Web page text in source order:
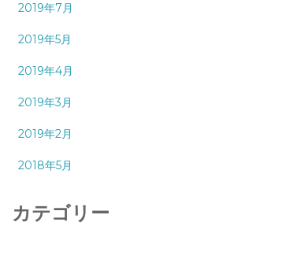
2019年7月
2019年5月
2019年4月
2019年3月
2019年2月
2018年5月
カテゴリー